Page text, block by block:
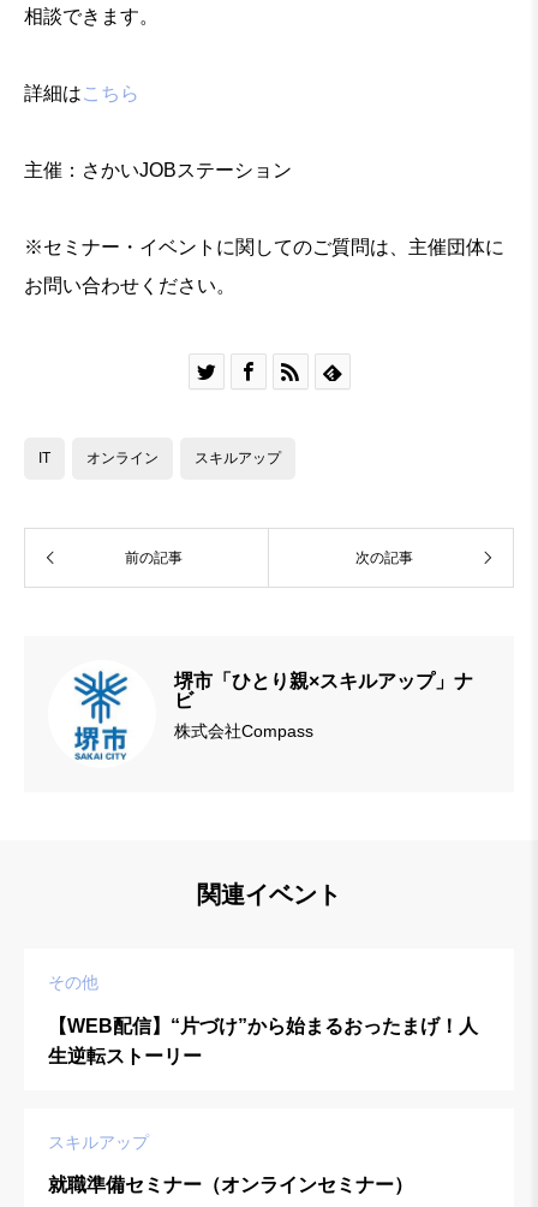
相談できます。
詳細はこちら
主催：さかいJOBステーション
※セミナー・イベントに関してのご質問は、主催団体に
お問い合わせください。
   
IT オンライン スキルアップ
前の記事 次の記事
堺市「ひとり親×スキルアップ」ナ
ビ
株式会社Compass
関連イベント
その他
【WEB配信】“片づけ”から始まるおったまげ！人
生逆転ストーリー
スキルアップ
就職準備セミナー（オンラインセミナー）